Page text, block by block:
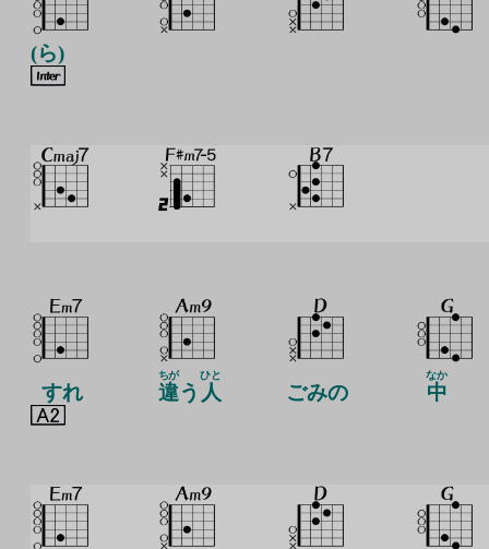
(ら)
すれ 違
ちが
う 人
ひと
ごみの 中
なか